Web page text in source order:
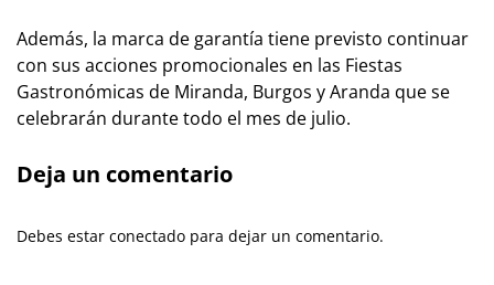
Además, la marca de garantía tiene previsto continuar
con sus acciones promocionales en las Fiestas
Gastronómicas de Miranda, Burgos y Aranda que se
celebrarán durante todo el mes de julio.
Deja un comentario
Debes estar conectado para dejar un comentario.